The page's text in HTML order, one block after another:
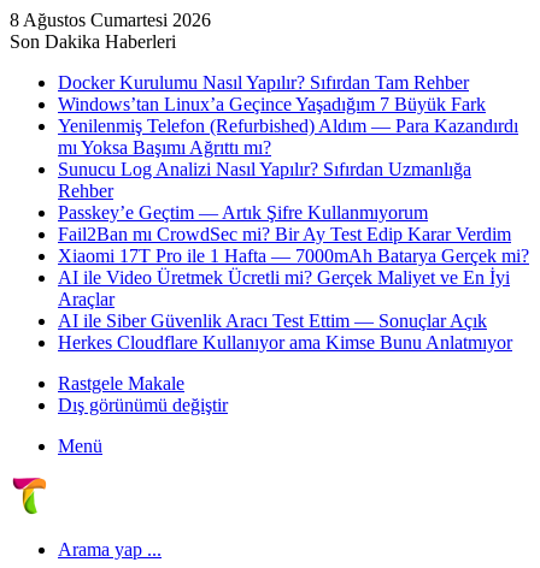
8 Ağustos Cumartesi 2026
Son Dakika Haberleri
Docker Kurulumu Nasıl Yapılır? Sıfırdan Tam Rehber
Windows’tan Linux’a Geçince Yaşadığım 7 Büyük Fark
Yenilenmiş Telefon (Refurbished) Aldım — Para Kazandırdı
mı Yoksa Başımı Ağrıttı mı?
Sunucu Log Analizi Nasıl Yapılır? Sıfırdan Uzmanlığa
Rehber
Passkey’e Geçtim — Artık Şifre Kullanmıyorum
Fail2Ban mı CrowdSec mi? Bir Ay Test Edip Karar Verdim
Xiaomi 17T Pro ile 1 Hafta — 7000mAh Batarya Gerçek mi?
AI ile Video Üretmek Ücretli mi? Gerçek Maliyet ve En İyi
Araçlar
AI ile Siber Güvenlik Aracı Test Ettim — Sonuçlar Açık
Herkes Cloudflare Kullanıyor ama Kimse Bunu Anlatmıyor
Rastgele Makale
Dış görünümü değiştir
Menü
Arama yap ...